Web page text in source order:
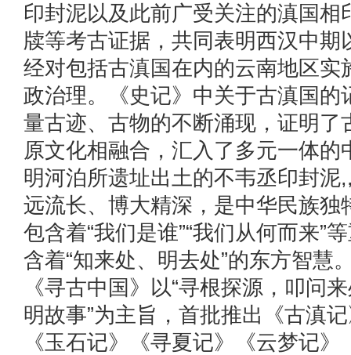
印封泥以及此前广受关注的滇国相
牍等考古证据，共同表明西汉中期
经对包括古滇国在内的云南地区实
政治理。《史记》中关于古滇国的
量古迹、古物的不断涌现，证明了
原文化相融合，汇入了多元一体
明河泊所遗址出土的不韦丞印
远流长、博大精深，是中华民族独
包含着“我们是谁”“我们从何而来”
含着“知来处、明去处”的东方智慧
《寻古中国》以“寻根探源，叩问
明故事”为主旨，首批推出《古滇
《玉石记》《寻夏记》《云梦记